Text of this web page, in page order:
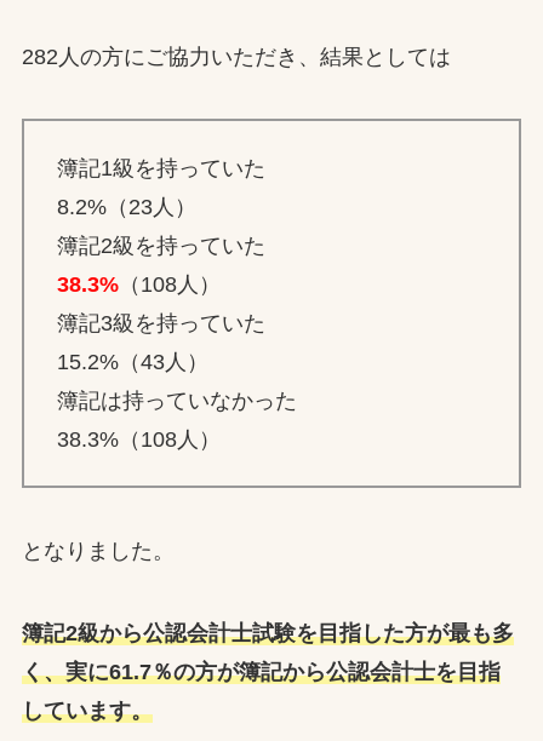
282人の方にご協力いただき、結果としては
簿記1級を持っていた
8.2%（23人）
簿記2級を持っていた
38.3%（108人）
簿記3級を持っていた
15.2%（43人）
簿記は持っていなかった
38.3%（108人）
となりました。
簿記2級から公認会計士試験を目指した方が最も多
く、実に61.7％の方が簿記から公認会計士を目指
しています。